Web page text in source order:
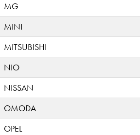
MG
MINI
MITSUBISHI
NIO
NISSAN
OMODA
OPEL